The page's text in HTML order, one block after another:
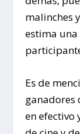
malinches
estima
Es de
ganadores
en efectivo